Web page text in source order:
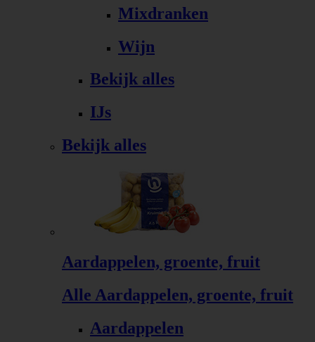
Mixdranken
Wijn
Bekijk alles
IJs
Bekijk alles
Aardappelen, groente, fruit
Alle Aardappelen, groente, fruit
Aardappelen